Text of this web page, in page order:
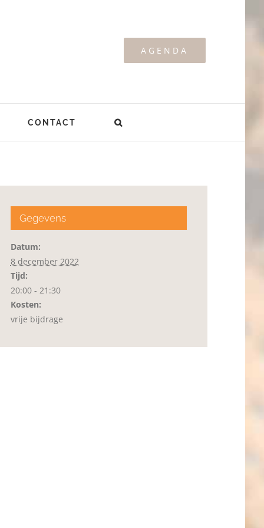
AGENDA
CONTACT
Gegevens
Datum:
8 december 2022
Tijd:
20:00 - 21:30
Kosten:
vrije bijdrage